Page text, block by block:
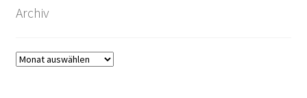
Archiv
Archiv